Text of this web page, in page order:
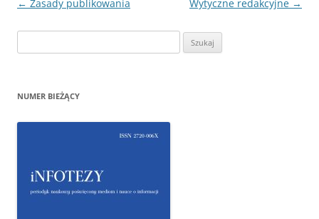
Nawigacja
← Zasady publikowania Wytyczne redakcyjne →
NUMER BIEŻĄCY